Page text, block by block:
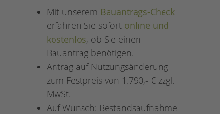
Mit unserem Bauantrags-Check
erfahren Sie sofort online und
kostenlos, ob Sie einen
Bauantrag benötigen.
Antrag auf Nutzungsänderung
zum Festpreis von 1.790,- € zzgl.
MwSt.
Auf Wunsch: Bestandsaufnahme